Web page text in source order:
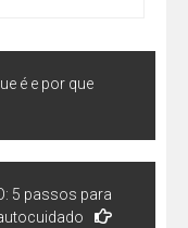
é e por que
5 passos para